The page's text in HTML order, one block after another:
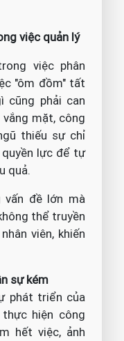
việc quản lý
việc phân
"ôm đồm" tất
cũng phải can
mặt, công
thiếu sự chỉ
lực để tự
quả.
vấn đề lớn mà
thể truyền
viên, khiến
sự kém
phát triển của
hiện công
hết việc, ảnh